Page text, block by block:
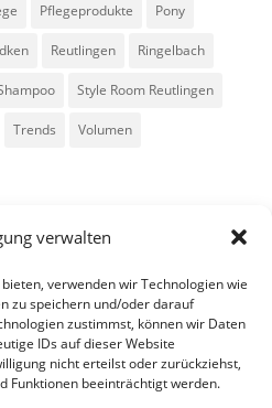
verwalten
verwenden wir Technologien wie
zu speichern und/oder darauf
zustimmst, können wir Daten
IDs auf dieser Website
nicht erteilst oder zurückziehst,
Funktionen beeinträchtigt werden.
Pflegeprodukte Pony
Reutlingen Ringelbach
Style Room Reutlingen
Trends Volumen
- Sarah Kailer